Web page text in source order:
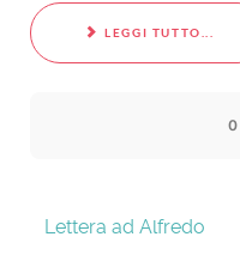
LEGGI TUTTO...
0
Lettera ad Alfredo